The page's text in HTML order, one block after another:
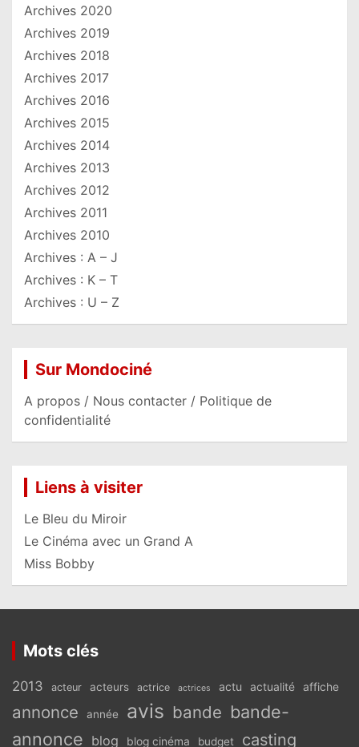
Archives 2020
Archives 2019
Archives 2018
Archives 2017
Archives 2016
Archives 2015
Archives 2014
Archives 2013
Archives 2012
Archives 2011
Archives 2010
Archives : A – J
Archives : K – T
Archives : U – Z
Sur Mondociné
A propos / Nous contacter / Politique de
confidentialité
Liens à visiter
Le Bleu du Miroir
Le Cinéma avec un Grand A
Miss Bobby
Mots clés
2013 acteur acteurs actrice actrices actu actualité affiche
annonce année avis bande bande-
annonce blog blog cinéma budget casting